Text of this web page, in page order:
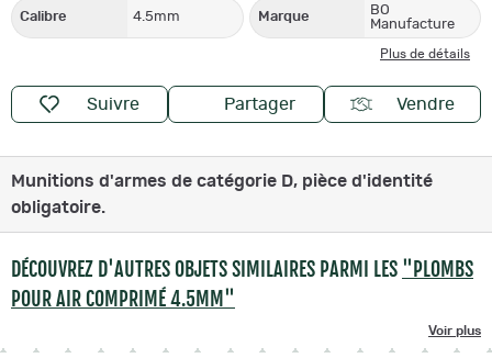
Calibre 4.5mm Marque
BO
Manufacture
Plus de détails
Suivre Partager Vendre
Munitions d'armes de catégorie D, pièce d'identité
obligatoire.
DÉCOUVREZ D'AUTRES OBJETS SIMILAIRES PARMI LES "PLOMBS
POUR AIR COMPRIMÉ 4.5MM"
Voir plus